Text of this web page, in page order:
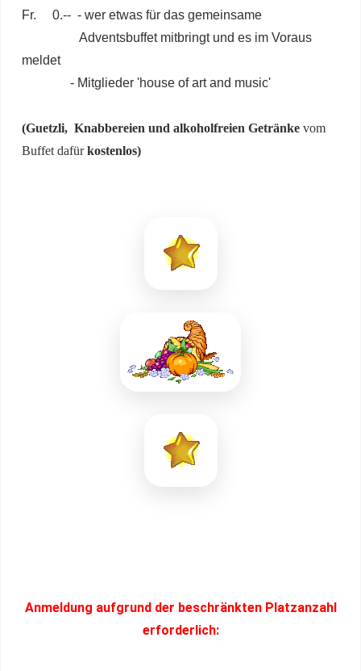
Fr. 0.-- - wer etwas für das gemeinsame
Adventsbuffet mitbringt und es im Voraus
meldet
- Mitglieder 'house of art and music'
(Guetzli, Knabbereien und alkoholfreien Getränke vom
Buffet dafürkostenlos)
Anmeldung aufgrund der beschränkten Platzanzahl
erforderlich: